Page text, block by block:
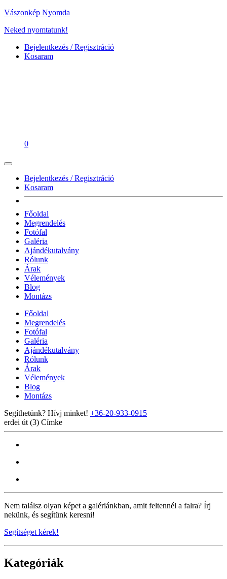
Vászonkép Nyomda
Neked nyomtatunk!
Bejelentkezés / Regisztráció
Kosaram
0
Bejelentkezés / Regisztráció
Kosaram
Főoldal
Megrendelés
Fotófal
Galéria
Ajándékutalvány
Rólunk
Árak
Vélemények
Blog
Montázs
Főoldal
Megrendelés
Fotófal
Galéria
Ajándékutalvány
Rólunk
Árak
Vélemények
Blog
Montázs
Segíthetünk? Hívj minket! +36-20-933-0915
erdei út (3) Címke
Nem találsz olyan képet a galériánkban, amit feltennél a falra? Írj
nekünk, és segítünk keresni!
Segítséget kérek!
Kategóriák